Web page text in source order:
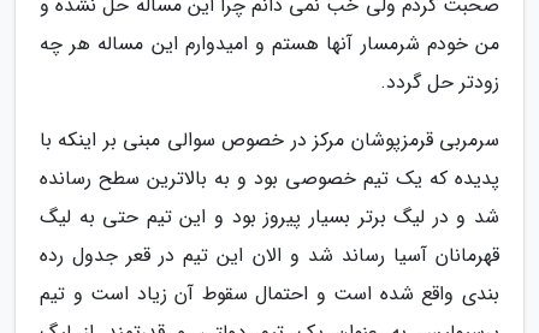
من خودم شرمسار آنها هستم و امیدوارم این مساله هر چه
زودتر حل گردد.
سرمربی قرمزپوشان مرکز در خصوص سوالی مبنی بر اینکه با
پدیده که یک تیم خصوصی بود و به بالاترین سطح رسانده
شد و در لیگ برتر بسیار پیروز بود و این تیم حتی به لیگ
قهرمانان آسیا رساند شد و الان این تیم در قعر جدول رده
بندی واقع شده است و احتمال سقوط آن زیاد است و تیم